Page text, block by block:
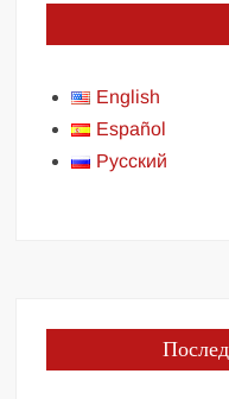
English
Español
Русский